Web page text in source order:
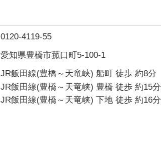
0120-4119-55
愛知県豊橋市菰口町5-100-1
JR飯田線(豊橋～天竜峡) 船町 徒歩 約8分
JR飯田線(豊橋～天竜峡) 豊橋 徒歩 約15分
JR飯田線(豊橋～天竜峡) 下地 徒歩 約16分